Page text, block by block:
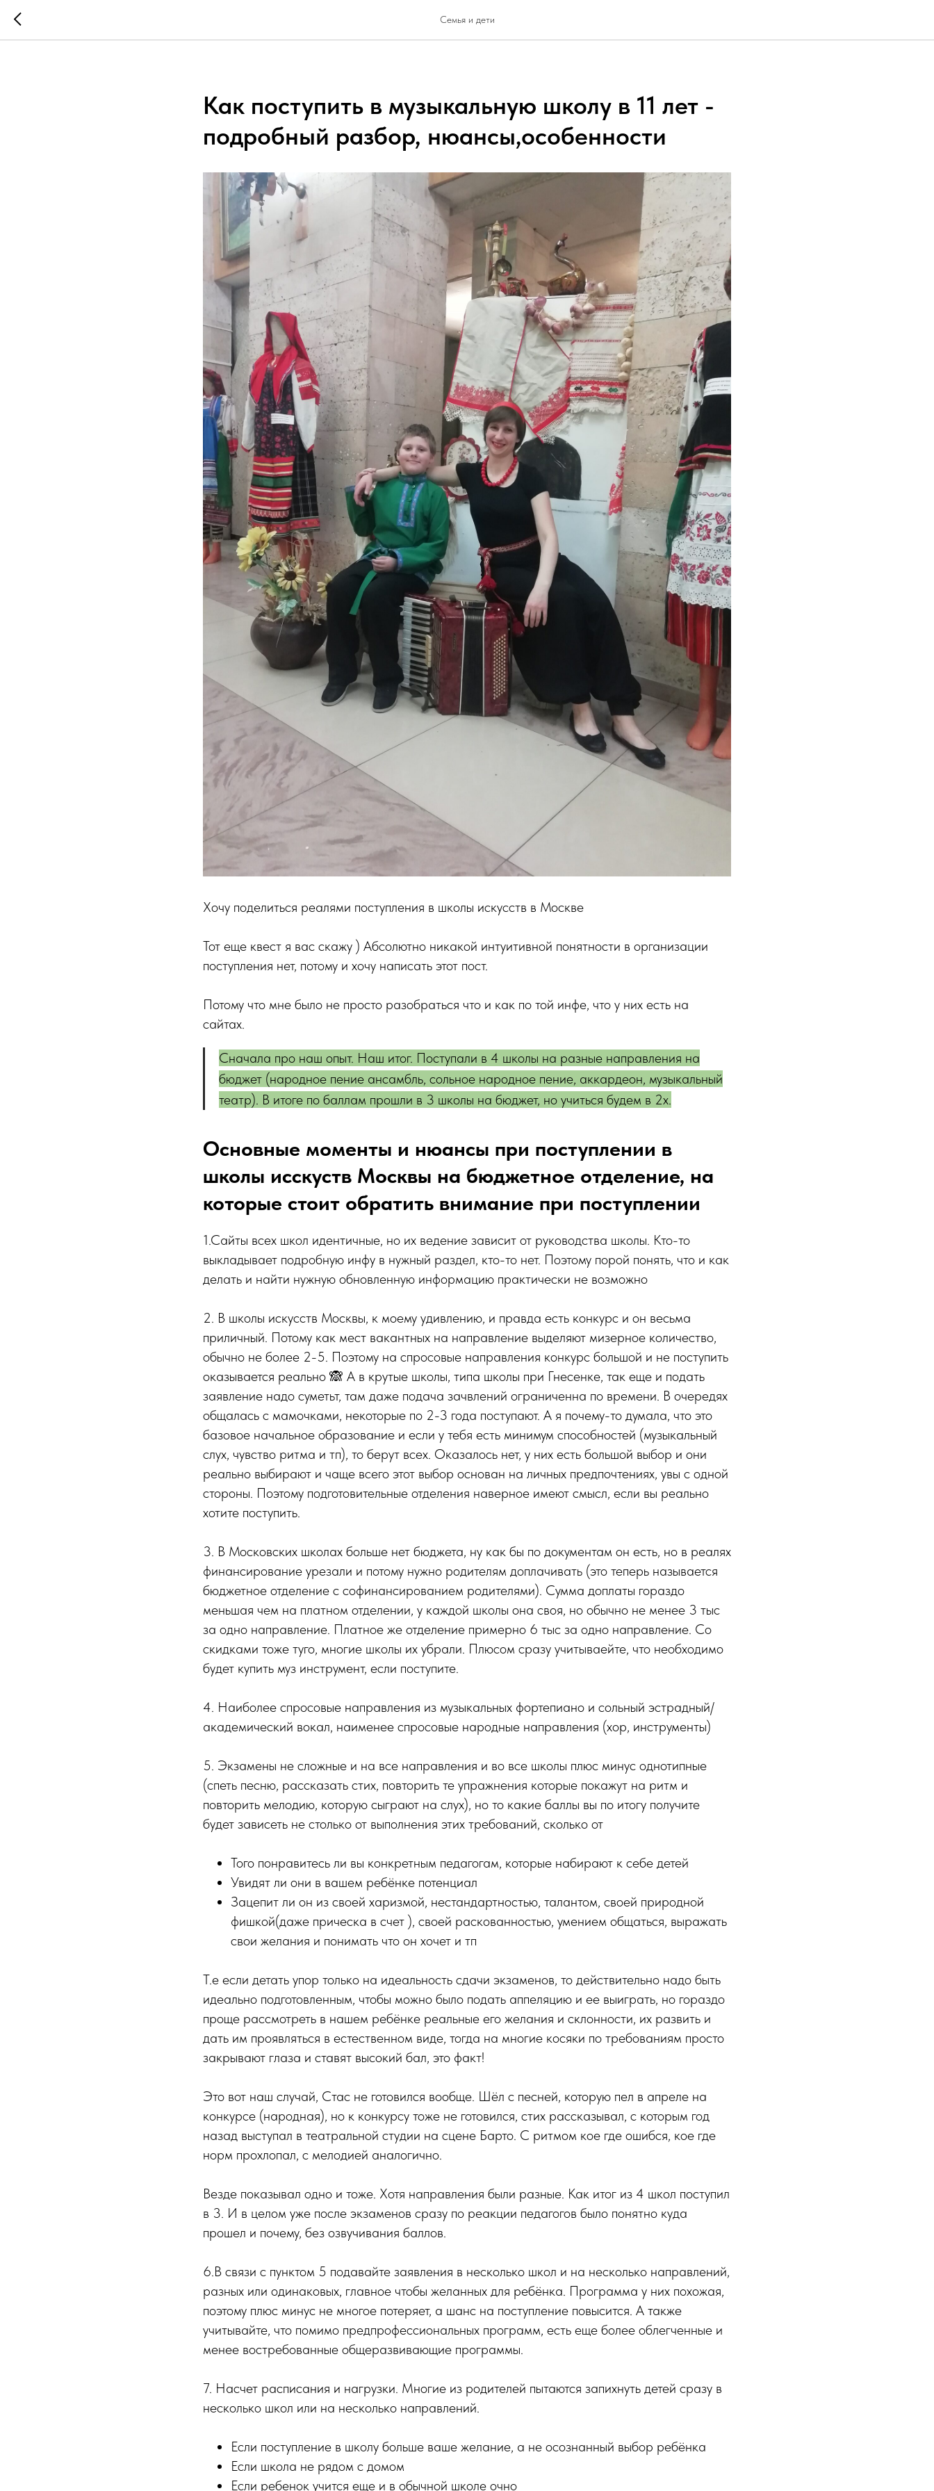
Семья и дети
Как поступить в музыкальную школу в 11 лет -
подробный разбор, нюансы,особенности
Хочу поделиться реалями поступления в школы искусств в Москве
Тот еще квест я вас скажу ) Абсолютно никакой интуитивной понятности в организации
поступления нет, потому и хочу написать этот пост.
Потому что мне было не просто разобраться что и как по той инфе, что у них есть на
сайтах.
Сначала про наш опыт. Наш итог. Поступали в 4 школы на разные направления на
бюджет (народное пение ансамбль, сольное народное пение, аккардеон, музыкальный
театр). В итоге по баллам прошли в 3 школы на бюджет, но учиться будем в 2х.
Основные моменты и нюансы при поступлении в
школы исскуств Москвы на бюджетное отделение, на
которые стоит обратить внимание при поступлении
1.Сайты всех школ идентичные, но их ведение зависит от руководства школы. Кто-то
выкладывает подробную инфу в нужный раздел, кто-то нет. Поэтому порой понять, что и как
делать и найти нужную обновленную информацию практически не возможно
2. В школы искусств Москвы, к моему удивлению, и правда есть конкурс и он весьма
приличный. Потому как мест вакантных на направление выделяют мизерное количество,
обычно не более 2-5. Поэтому на спросовые направления конкурс большой и не поступить
оказывается реально 🙈 А в крутые школы, типа школы при Гнесенке, так еще и подать
заявление надо суметьт, там даже подача зачвлений ограниченна по времени. В очередях
общалась с мамочками, некоторые по 2-3 года поступают. А я почему-то думала, что это
базовое начальное образование и если у тебя есть минимум способностей (музыкальный
слух, чувство ритма и тп), то берут всех. Оказалось нет, у них есть большой выбор и они
реально выбирают и чаще всего этот выбор основан на личных предпочтениях, увы с одной
стороны. Поэтому подготовительные отделения наверное имеют смысл, если вы реально
хотите поступить.
3. В Московских школах больше нет бюджета, ну как бы по документам он есть, но в реалях
финансирование урезали и потому нужно родителям доплачивать (это теперь называется
бюджетное отделение с софинансированием родителями). Сумма доплаты гораздо
меньшая чем на платном отделении, у каждой школы она своя, но обычно не менее 3 тыс
за одно направление. Платное же отделение примерно 6 тыс за одно направление. Со
скидками тоже туго, многие школы их убрали. Плюсом сразу учитываейте, что необходимо
будет купить муз инструмент, если поступите.
4. Наиболее спросовые направления из музыкальных фортепиано и сольный эстрадный/
академический вокал, наименее спросовые народные направления (хор, инструменты)
5. Экзамены не сложные и на все направления и во все школы плюс минус однотипные
(спеть песню, рассказать стих, повторить те упражнения которые покажут на ритм и
повторить мелодию, которую сыграют на слух), но то какие баллы вы по итогу получите
будет зависеть не столько от выполнения этих требований, сколько от
Того понравитесь ли вы конкретным педагогам, которые набирают к себе детей
Увидят ли они в вашем ребёнке потенциал
Зацепит ли он из своей харизмой, нестандартностью, талантом, своей природной
фишкой(даже прическа в счет ), своей раскованностью, умением общаться, выражать
свои желания и понимать что он хочет и тп
Т.е если детать упор только на идеальность сдачи экзаменов, то действительно надо быть
идеально подготовленным, чтобы можно было подать аппеляцию и ее выиграть, но гораздо
проще рассмотреть в нашем ребёнке реальные его желания и склонности, их развить и
дать им проявляться в естественном виде, тогда на многие косяки по требованиям просто
закрывают глаза и ставят высокий бал, это факт!
Это вот наш случай, Стас не готовился вообще. Шёл с песней, которую пел в апреле на
конкурсе (народная), но к конкурсу тоже не готовился, стих рассказывал, с которым год
назад выступал в театральной студии на сцене Барто. С ритмом кое где ошибся, кое где
норм прохлопал, с мелодией аналогично.
Везде показывал одно и тоже. Хотя направления были разные. Как итог из 4 школ поступил
в 3. И в целом уже после экзаменов сразу по реакции педагогов было понятно куда
прошел и почему, без озвучивания баллов.
6.В связи с пунктом 5 подавайте заявления в несколько школ и на несколько направлений,
разных или одинаковых, главное чтобы желанных для ребёнка. Программа у них похожая,
поэтому плюс минус не многое потеряет, а шанс на поступление повысится. А также
учитывайте, что помимо предпрофессиональных программ, есть еще более облегченные и
менее востребованные общеразвивающие программы.
7. Насчет расписания и нагрузки. Многие из родителей пытаются запихнуть детей сразу в
несколько школ или на несколько направлений.
Если поступление в школу больше ваше желание, а не осознанный выбор ребёнка
Если школа не рядом с домом
Если ребенок учится еще и в обычной школе очно